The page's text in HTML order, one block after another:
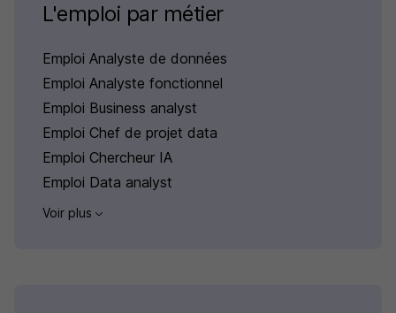
L'emploi par métier
Emploi Analyste de données
Emploi Analyste fonctionnel
Emploi Business analyst
Emploi Chef de projet data
Emploi Chercheur IA
Emploi Data analyst
Voir plus